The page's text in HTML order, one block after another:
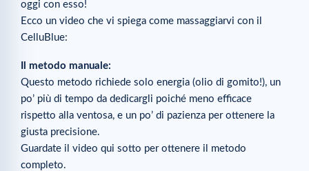
oggi con esso!
Ecco un video che vi spiega come massaggiarvi con il
CelluBlue:
Il metodo manuale:
Questo metodo richiede solo energia (olio di gomito!), un
po’ più di tempo da dedicargli poiché meno efficace
rispetto alla ventosa, e un po’ di pazienza per ottenere la
giusta precisione.
Guardate il video qui sotto per ottenere il metodo
completo.